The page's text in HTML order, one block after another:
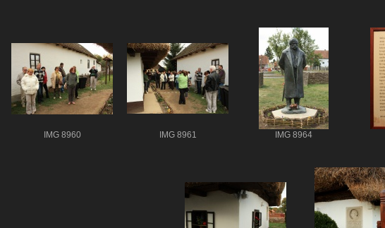
IMG 8960 IMG 8961 IMG 8964